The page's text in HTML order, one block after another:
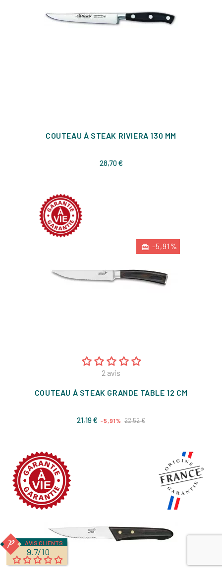
COUTEAU À STEAK RIVIERA 130 MM
28,70 €Prix
-5,91%
2 avis
COUTEAU À STEAK GRANDE TABLE 12 CM
21,19 € Prix
-5,91% 22,52 €Prix
AVIS CLIENTS
9.7/10